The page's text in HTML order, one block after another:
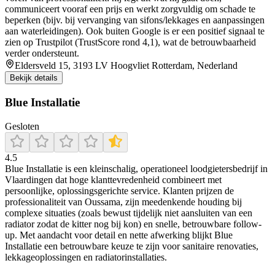
communiceert vooraf een prijs en werkt zorgvuldig om schade te
beperken (bijv. bij vervanging van sifons/lekkages en aanpassingen
aan waterleidingen). Ook buiten Google is er een positief signaal te
zien op Trustpilot (TrustScore rond 4,1), wat de betrouwbaarheid
verder ondersteunt.
Eldersveld 15, 3193 LV Hoogvliet Rotterdam, Nederland
Bekijk details
Blue Installatie
Gesloten
4.5
Blue Installatie is een kleinschalig, operationeel loodgietersbedrijf in
Vlaardingen dat hoge klanttevredenheid combineert met
persoonlijke, oplossingsgerichte service. Klanten prijzen de
professionaliteit van Oussama, zijn meedenkende houding bij
complexe situaties (zoals bewust tijdelijk niet aansluiten van een
radiator zodat de kitter nog bij kon) en snelle, betrouwbare follow-
up. Met aandacht voor detail en nette afwerking blijkt Blue
Installatie een betrouwbare keuze te zijn voor sanitaire renovaties,
lekkageoplossingen en radiatorinstallaties.